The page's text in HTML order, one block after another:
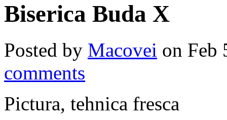
Biserica Buda X
Posted by Macovei on Feb
comments
Pictura, tehnica fresca